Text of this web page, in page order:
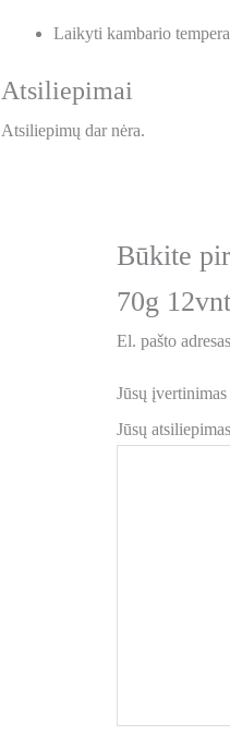
Laikyti kambario
Atsiliepimai
Atsiliepimų dar nėra.
Būkite
70g
El. pašto
Jūsų įvertinimas
Jūsų atsiliepimas